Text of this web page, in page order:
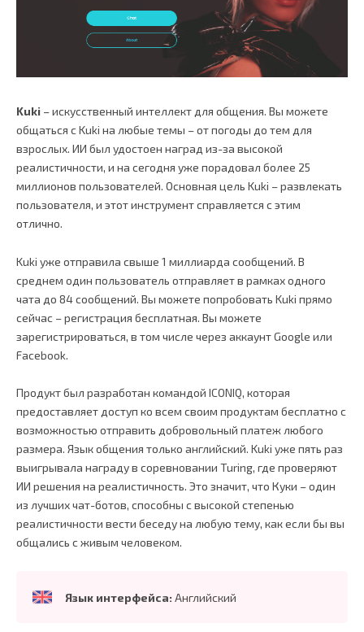
Kuki – искусственный интеллект для общения. Вы можете
общаться с Kuki на любые темы – от погоды до тем для
взрослых. ИИ был удостоен наград из-за высокой
реалистичности, и на сегодня уже порадовал более 25
миллионов пользователей. Основная цель Kuki – развлекать
пользователя, и этот инструмент справляется с этим
отлично.
Kuki уже отправила свыше 1 миллиарда сообщений. В
среднем один пользователь отправляет в рамках одного
чата до 84 сообщений. Вы можете попробовать Kuki прямо
сейчас – регистрация бесплатная. Вы можете
зарегистрироваться, в том числе через аккаунт Google или
Facebook.
Продукт был разработан командой ICONIQ, которая
предоставляет доступ ко всем своим продуктам бесплатно с
возможностью отправить добровольный платеж любого
размера. Язык общения только английский. Kuki уже пять раз
выигрывала награду в соревновании Turing, где проверяют
ИИ решения на реалистичность. Это значит, что Куки – один
из лучших чат-ботов, способны с высокой степенью
реалистичности вести беседу на любую тему, как если бы вы
общались с живым человеком.
Язык интерфейса: Английский